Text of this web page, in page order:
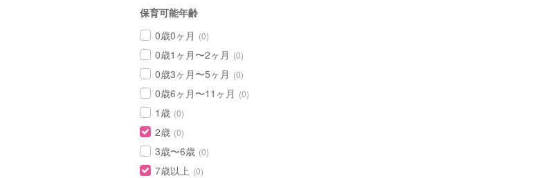
保育可能年齢
0歳0ヶ月 (0)
0歳1ヶ月〜2ヶ月 (0)
0歳3ヶ月〜5ヶ月 (0)
0歳6ヶ月〜11ヶ月 (0)
1歳 (0)
2歳 (0)
3歳〜6歳 (0)
7歳以上 (0)